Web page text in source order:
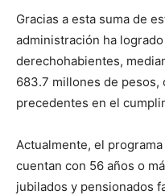
Gracias a esta suma de
administración ha
derechohabientes,
683.7 millones de pesos,
precedentes en el
Actualmente, el
cuentan con 56 años o
jubilados y pensionados